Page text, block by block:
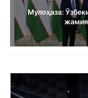
Мулоҳаза: